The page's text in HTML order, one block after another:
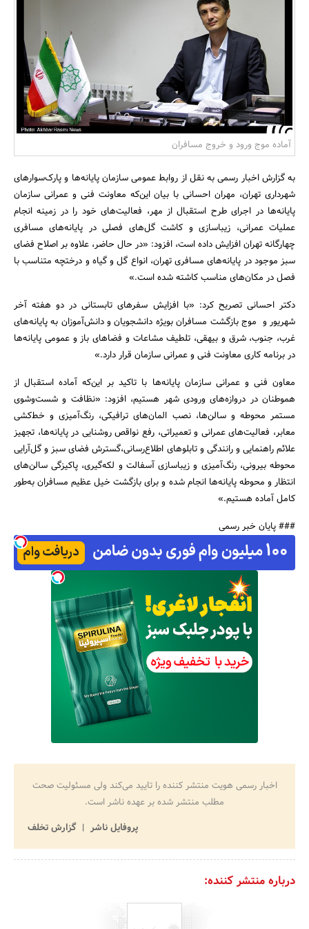
مسکن و ساختمان
جستجو
آماده موج ورود و خروج مسافران
به گزارش اخبار رسمی به نقل از روابط عمومی سازمان پایانه‌ها و پارک‌سوارهای
شهرداری تهران، مهران احسانی با بیان این‌که معاونت فنی و عمرانی سازمان
پایانه‌ها در اجرای طرح استقبال از مهر، فعالیت‌های خود را در زمینه انجام
عملیات عمرانی، زیباسازی و کاشت گل‌های فصلی در پایانه‌های مسافری
چهارگانه تهران افزایش داده ‌است، افزود: «در حال حاضر، علاوه بر اصلاح فضای
سبز موجود در پایانه‌های مسافری تهران، انواع گل و گیاه و درختچه متناسب با
فصل در مکان‌های مناسب کاشته شده است.»
دکتر احسانی تصریح کرد: «با افزایش سفرهای تابستانی در دو هفته آخر
شهریور و موج بازگشت مسافران بویژه دانشجویان و دانش‌آموزان به پایانه‌های
غرب، جنوب، شرق و بیهقی، تلطیف مشاعات و فضاهای باز و عمومی پایانه‌ها
در برنامه کاری معاونت فنی و عمرانی سازمان قرار دارد.»
معاون فنی و عمرانی سازمان پایانه‌ها با تاکید بر این‌که آماده استقبال از
هموطنان در دروازه‌های ورودی شهر هستیم، افزود: «نظافت و شست‌وشوی
مستمر محوطه و سالن‌ها، نصب المان‌های ترافیکی، رنگ‌آمیزی و خط‌کشی
معابر، فعالیت‌های عمرانی و تعمیراتی، رفع نواقص روشنایی در پایانه‌ها، تجهیز
علائم راهنمایی و رانندگی و تابلوهای اطلاع‌رسانی،گسترش فضای سبز و گل‌آرایی
محوطه بیرونی، رنگ‌آمیزی و زیباسازی آسفالت و لکه‌گیری، پاکیزگی سالن‌های
انتظار و محوطه پایانه‌ها انجام شده و برای بازگشت خیل عظیم مسافران به‌طور
کامل آماده هستیم.»
### پایان خبر رسمی
اخبار رسمی هویت منتشر کننده را تایید می‌کند ولی مسئولیت صحت
مطلب منتشر شده بر عهده ناشر است.
پروفایل ناشر
گزارش تخلف
درباره منتشر کننده: